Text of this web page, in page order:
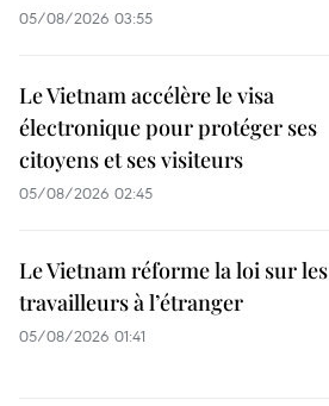
05/08/2026 03:55
Le Vietnam accélère le visa
électronique pour protéger ses
citoyens et ses visiteurs
05/08/2026 02:45
Le Vietnam réforme la loi sur les
travailleurs à l’étranger
05/08/2026 01:41